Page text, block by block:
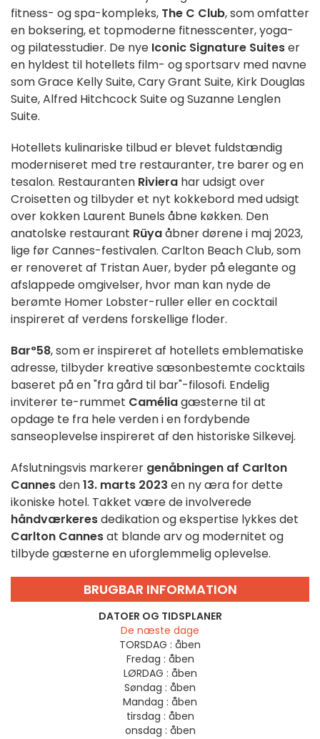
fitness- og spa-kompleks, The C Club, som omfatter
en boksering, et topmoderne fitnesscenter, yoga-
og pilatesstudier. De nye Iconic Signature Suiteser
en hyldest til hotellets film- og sportsarv med navne
som Grace Kelly Suite, Cary Grant Suite, Kirk Douglas
Suite, Alfred Hitchcock Suite og Suzanne Lenglen
Suite.
Hotellets kulinariske tilbud er blevet fuldstændig
moderniseret med tre restauranter, tre barer og en
tesalon. Restauranten Riviera har udsigt over
Croisetten og tilbyder et nyt kokkebord med udsigt
over kokken Laurent Bunels åbne køkken. Den
anatolske restaurant Rüyaåbner dørene i maj 2023,
lige før Cannes-festivalen. Carlton Beach Club, som
er renoveret af Tristan Auer, byder på elegante og
afslappede omgivelser, hvor man kan nyde de
berømte Homer Lobster-ruller eller en cocktail
inspireret af verdens forskellige floder.
Bar°58, som er inspireret af hotellets emblematiske
adresse, tilbyder kreative sæsonbestemte cocktails
baseret på en "fra gård til bar"-filosofi. Endelig
inviterer te-rummet Caméliagæsterne til at
opdage te fra hele verden i en fordybende
sanseoplevelse inspireret af den historiske Silkevej.
Afslutningsvis markerer genåbningen af Carlton
Cannesden13. marts 2023 en ny æra for dette
ikoniske hotel. Takket være de involverede
håndværkeresdedikation og ekspertise lykkes det
Carlton Cannesat blande arv og modernitet og
tilbyde gæsterne en uforglemmelig oplevelse.
BRUGBAR INFORMATION
DATOER OG TIDSPLANER
De næste dage
TORSDAG : åben
Fredag : åben
LØRDAG : åben
Søndag : åben
Mandag : åben
tirsdag : åben
onsdag : åben